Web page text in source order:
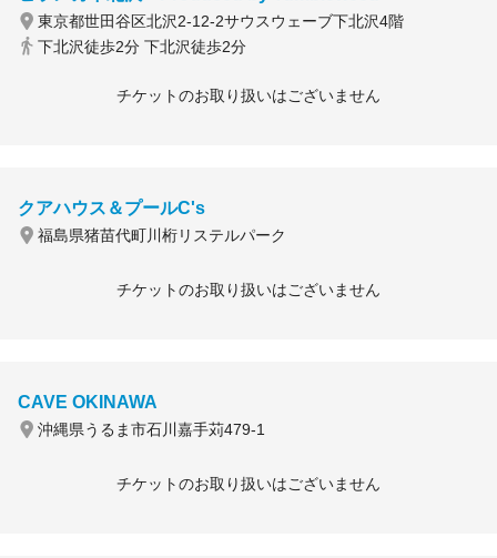
東京都世田谷区北沢2-12-2サウスウェーブ下北沢4階
下北沢徒歩2分 下北沢徒歩2分
チケットのお取り扱いはございません
クアハウス＆プールC's
福島県猪苗代町川桁リステルパーク
チケットのお取り扱いはございません
CAVE OKINAWA
沖縄県うるま市石川嘉手苅479-1
チケットのお取り扱いはございません